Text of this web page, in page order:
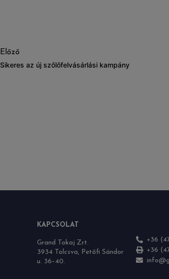
Előző
Sikeres az új szőlőfelvásárlási kampány
KAPCSOLAT
Grand Tokaj Zrt.
3934 Tolcsva, Petőfi Sándor
u. 36–40.
+36
+36